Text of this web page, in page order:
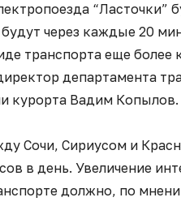
“Ласточки”
через каждые 20
транспорта еще
департамента
курорта Вадим Копылов.
Сочи, Сириусом и
в день. Увеличение
должно, по